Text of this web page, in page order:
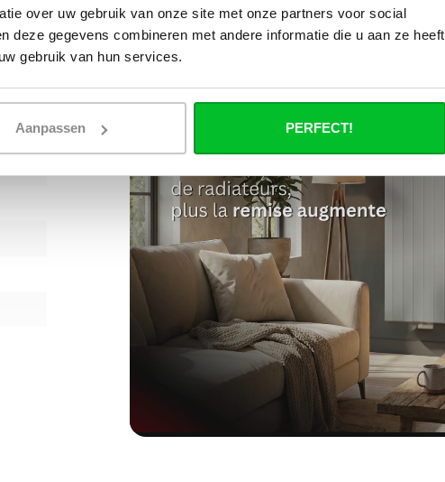
over uw gebruik van onze site met onze partners voor social
deze gegevens combineren met andere informatie die u aan ze heeft
gebruik van hun services.
Aanpassen PERFECT!